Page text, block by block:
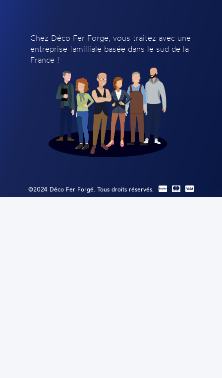
Chez Déco Fer Forge, vous traitez avec une
entreprise familliale basée dans le sud de la
France !
©2024 Déco Fer Forgé. Tous droits réservés.